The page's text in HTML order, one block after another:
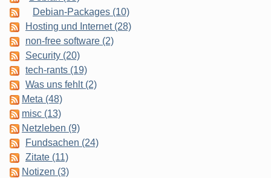
Debian-Packages (10)
Hosting und Internet (28)
non-free software (2)
Security (20)
tech-rants (19)
Was uns fehlt (2)
Meta (48)
misc (13)
Netzleben (9)
Fundsachen (24)
Zitate (11)
Notizen (3)